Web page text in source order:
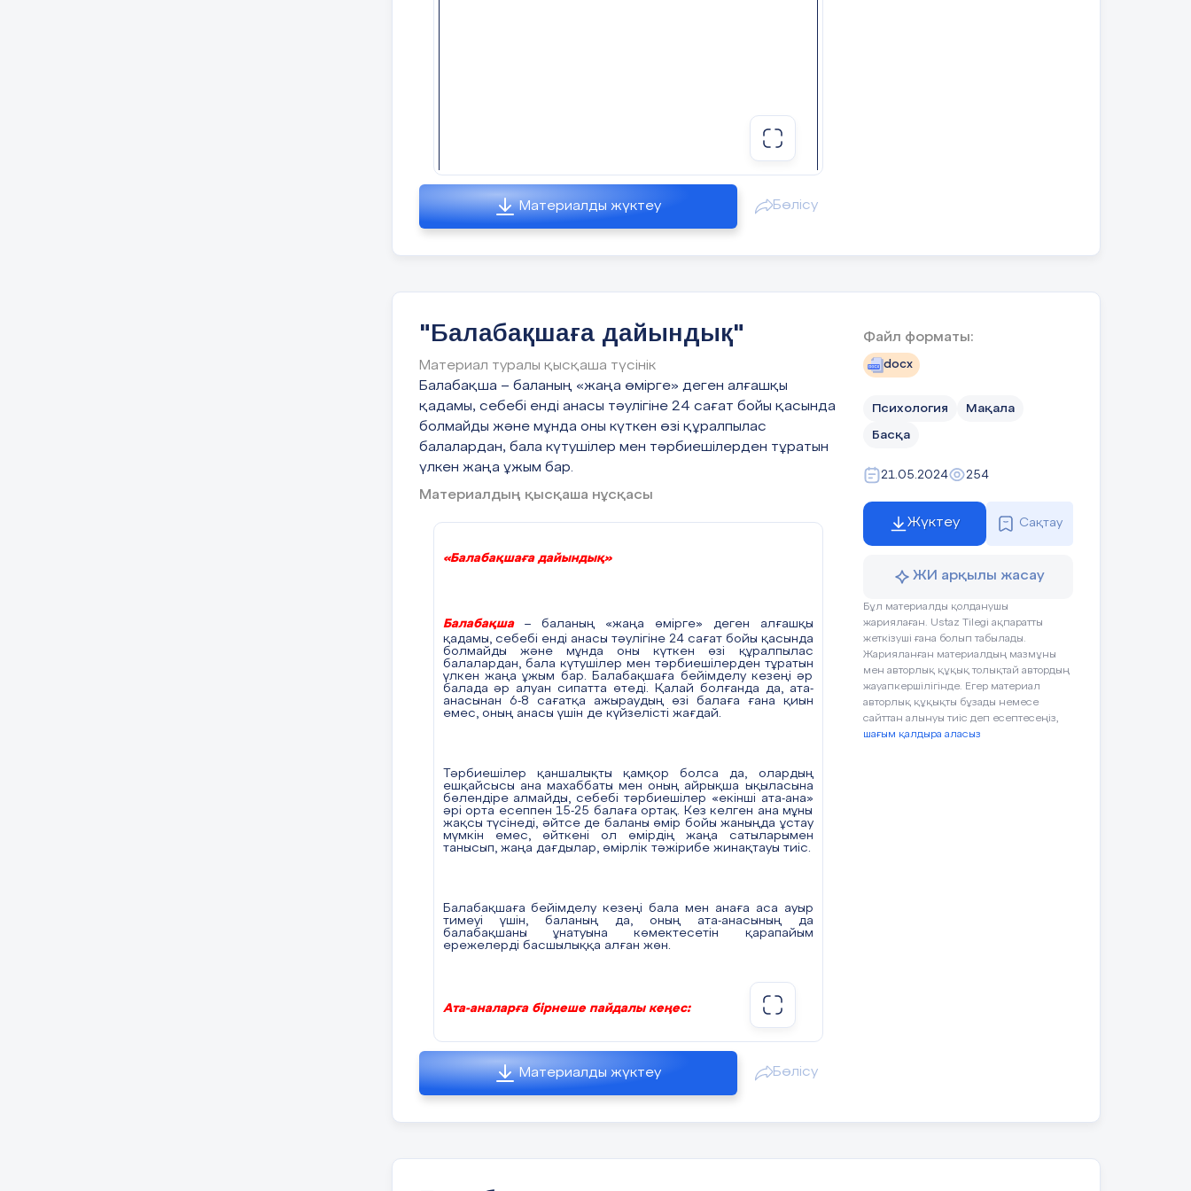
Материалды жүктеу Бөлісу
"Балабақшаға дайындық"
Материал туралы қысқаша түсінік
Балабақша – баланың «жаңа өмірге» деген алғашқы
қадамы, себебі енді анасы тәулігіне 24 сағат бойы қасында
болмайды және мұнда оны күткен өзі құралпылас
балалардан, бала күтушілер мен тәрбиешілерден тұратын
үлкен жаңа ұжым бар.
Материалдың қысқаша нұсқасы
«Балабақшаға дайындық»
Балабақша– баланың «жаңа өмірге» деген алғашқы
қадамы, себебі енді анасы тәулігіне 24 сағат бойы қасында
болмайды және мұнда оны күткен өзі құралпылас
балалардан, бала күтушілер мен тәрбиешілерден тұратын
үлкен жаңа ұжым бар. Балабақшаға бейімделу кезеңі әр
балада әр алуан сипатта өтеді. Қалай болғанда да, ата-
анасынан 6-8 сағатқа ажыраудың өзі балаға ғана қиын
емес, оның анасы үшін де күйзелісті жағдай.
Тәрбиешілер қаншалықты қамқор болса да, олардың
ешқайсысы ана махаббаты мен оның айрықша ықыласына
бөлендіре алмайды, себебі тәрбиешілер «екінші ата-ана»
әрі орта есеппен 15-25 балаға ортақ. Кез келген ана мұны
жақсы түсінеді, әйтсе де баланы өмір бойы жаныңда ұстау
мүмкін емес, өйткені ол өмірдің жаңа сатыларымен
танысып, жаңа дағдылар, өмірлік тәжірибе жинақтауы тиіс.
Балабақшаға бейімделу кезеңі бала мен анаға аса ауыр
тимеуі үшін, баланың да, оның ата-анасының да
балабақшаны ұнатуына көмектесетін қарапайым
ережелерді басшылыққа алған жөн.
Ата-аналарға бірнеше пайдалы кеңес:
• Балабақшаға берерден шамамен бір ай бұрын сәбиіңізді
балабақшамен таныстырыңыз. Жай ғана балабақша
аумағында серуендеуге барыңыздар, сонда ол балабақша
баруға ынтасы оянады, мұндайда алғашқы ресми күн де ол
• Бала жаңаша күн тәртібінен биологиялық тұрғыда
балабақшада болатын жаңа тәртіпке үйрете беріңіз. Бұл
Материалды жүктеу Бөлісу
Файл форматы:
docx
Психология Мақала
Басқа
21.05.2024 254
Жүктеу Сақтау
ЖИ арқылы жасау
Бұл материалды қолданушы
жариялаған. Ustaz Tilegi ақпаратты
жеткізуші ғана болып табылады.
Жарияланған материалдың мазмұны
мен авторлық құқық толықтай автордың
жауапкершілігінде. Егер материал
авторлық құқықты бұзады немесе
сайттан алынуы тиіс деп есептесеңіз,
шағым қалдыра аласыз